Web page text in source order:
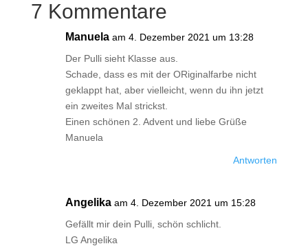
7 Kommentare
Manuela am 4. Dezember 2021 um 13:28
Der Pulli sieht Klasse aus.
Schade, dass es mit der ORiginalfarbe nicht
geklappt hat, aber vielleicht, wenn du ihn jetzt
ein zweites Mal strickst.
Einen schönen 2. Advent und liebe Grüße
Manuela
Antworten
Angelika am 4. Dezember 2021 um 15:28
Gefällt mir dein Pulli, schön schlicht.
LG Angelika